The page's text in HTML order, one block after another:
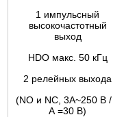
1 импульсный
высокочастотный
выход
HDO макс. 50 кГц
2 релейных выхода
(NO и NC, 3A~250 В / 1
А =30 В)